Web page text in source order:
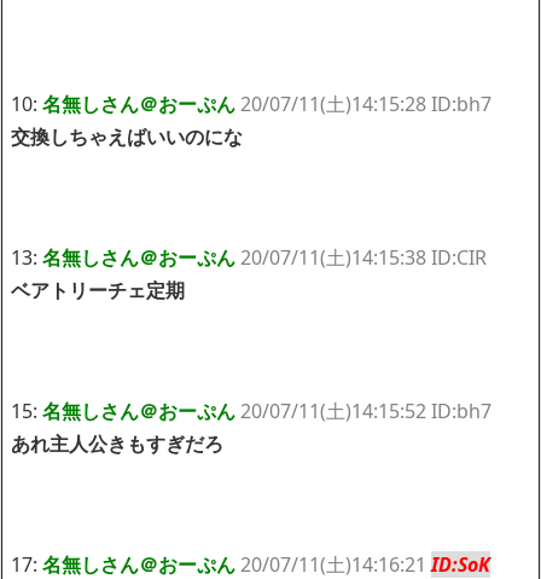
10: 名無しさん＠おーぷん20/07/11(土)14:15:28 ID:bh7
交換しちゃえばいいのにな
13: 名無しさん＠おーぷん20/07/11(土)14:15:38 ID:CIR
ベアトリーチェ定期
15: 名無しさん＠おーぷん20/07/11(土)14:15:52 ID:bh7
あれ主人公きもすぎだろ
17: 名無しさん＠おーぷん20/07/11(土)14:16:21ID:SoK